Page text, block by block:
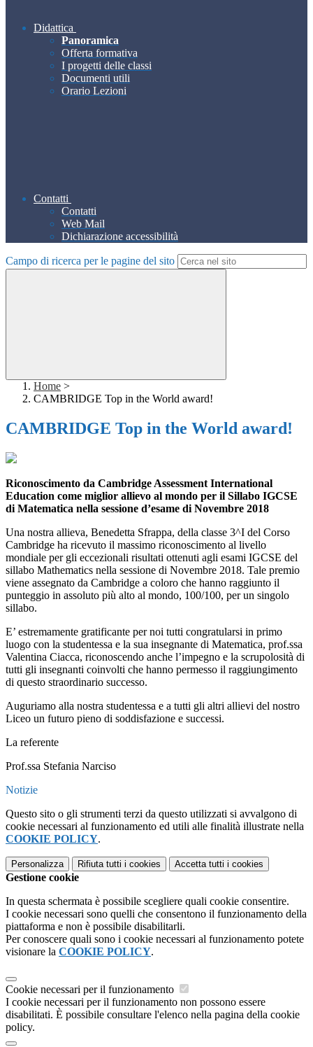
Didattica
Panoramica
Offerta formativa
I progetti delle classi
Documenti utili
Orario Lezioni
Contatti
Contatti
Web Mail
Dichiarazione accessibilità
Campo di ricerca per le pagine del sito
Home >
CAMBRIDGE Top in the World award!
CAMBRIDGE Top in the World award!
Riconoscimento da Cambridge Assessment International
Education come miglior allievo al mondo per il Sillabo IGCSE
di Matematica nella sessione d’esame di Novembre 2018
Una nostra allieva, Benedetta Sfrappa, della classe 3^I del Corso
Cambridge ha ricevuto il massimo riconoscimento al livello
mondiale per gli eccezionali risultati ottenuti agli esami IGCSE del
sillabo Mathematics nella sessione di Novembre 2018. Tale premio
viene assegnato da Cambridge a coloro che hanno raggiunto il
punteggio in assoluto più alto al mondo, 100/100, per un singolo
sillabo.
E’ estremamente gratificante per noi tutti congratularsi in primo
luogo con la studentessa e la sua insegnante di Matematica, prof.ssa
Valentina Ciacca, riconoscendo anche l’impegno e la scrupolosità di
tutti gli insegnanti coinvolti che hanno permesso il raggiungimento
di questo straordinario successo.
Auguriamo alla nostra studentessa e a tutti gli altri allievi del nostro
Liceo un futuro pieno di soddisfazione e successi.
La referente
Prof.ssa Stefania Narciso
Notizie
Questo sito o gli strumenti terzi da questo utilizzati si avvalgono di
cookie necessari al funzionamento ed utili alle finalità illustrate nella
COOKIE POLICY.
Personalizza Rifiuta tutti i cookies Accetta tutti i cookies
Gestione cookie
In questa schermata è possibile scegliere quali cookie consentire.
I cookie necessari sono quelli che consentono il funzionamento della
piattaforma e non è possibile disabilitarli.
Per conoscere quali sono i cookie necessari al funzionamento potete
visionare la COOKIE POLICY.
Cookie necessari per il funzionamento
I cookie necessari per il funzionamento non possono essere
disabilitati. È possibile consultare l'elenco nella pagina della cookie
policy.